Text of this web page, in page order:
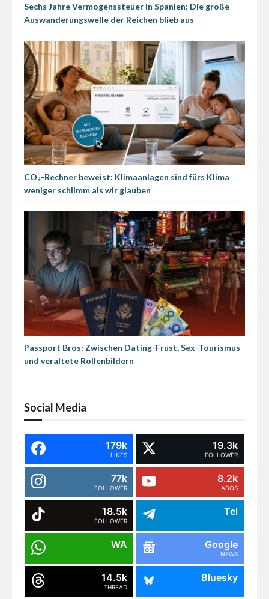
Sechs Jahre Vermögenssteuer in Spanien: Die große
Auswanderungswelle der Reichen blieb aus
CO₂-Rechner beweist: Klimaanlagen sind fürs Klima
weniger schlimm als wir glauben
Passport Bros: Zwischen Dating-Frust, Sex-Tourismus
und veraltete Rollenbildern
Social Media
179k
LIKES
19.3k
FOLLOWER
77k
FOLLOWER
8.2k
ABOS
18.5k
FOLLOWER
Tel
WA Google
NEWS
14.5k
THREAD
Bluesky